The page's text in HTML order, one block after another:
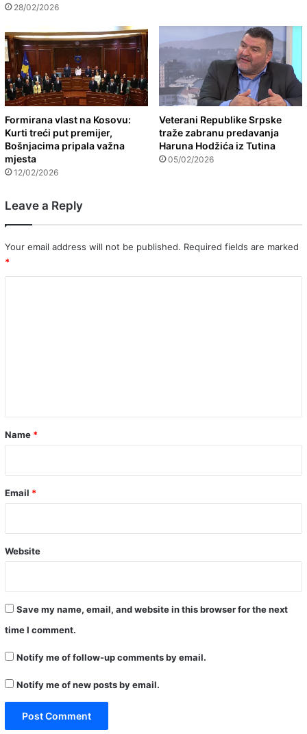
28/02/2026
Formirana vlast na Kosovu:
Kurti treći put premijer,
Bošnjacima pripala važna
mjesta
12/02/2026
Veterani Republike Srpske
traže zabranu predavanja
Haruna Hodžića iz Tutina
05/02/2026
Leave a Reply
Your email address will not be published. Required fields are marked
*
*
Name *
Email *
Website
Save my name, email, and website in this browser for the next
time I comment.
Notify me of follow-up comments by email.
Notify me of new posts by email.